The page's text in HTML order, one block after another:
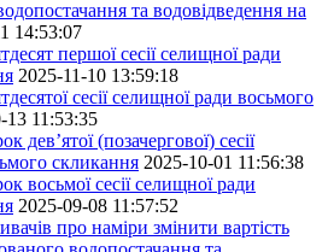
та водовідведення на
14:53:07
першої сесії селищної ради
2025-11-10 13:59:18
сесії селищної ради восьмого
13 11:53:35
дев’ятої (позачергової) сесії
скликання 2025-10-01 11:56:38
восьмої сесії селищної ради
2025-09-08 11:57:52
про наміри змінити вартість